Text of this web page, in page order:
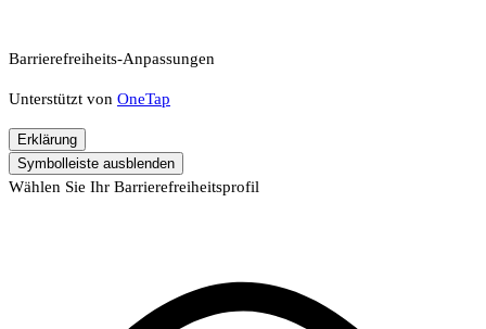
Barrierefreiheits-Anpassungen
Unterstützt von OneTap
Erklärung
Symbolleiste ausblenden
Wählen Sie Ihr Barrierefreiheitsprofil